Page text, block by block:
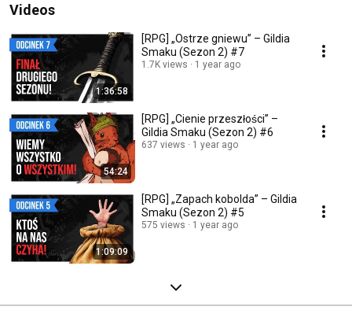
Videos
1:36:58
[RPG] „Ostrze gniewu” – Gildia
Smaku (Sezon 2) #7
1.7K views 1 year ago
54:24
[RPG] „Cienie przeszłości” –
Gildia Smaku (Sezon 2) #6
637 views 1 year ago
1:09:09
[RPG] „Zapach kobolda” – Gildia
Smaku (Sezon 2) #5
575 views 1 year ago